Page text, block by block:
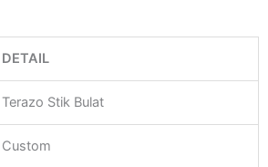
DETAIL
Terazo Stik Bulat
Custom